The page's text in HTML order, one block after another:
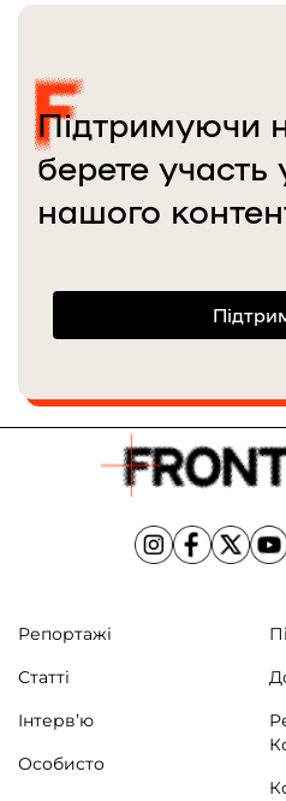
Підтримуючи
берете участь
нашого
Репортажі
Статті
Інтерв’ю
Особисто